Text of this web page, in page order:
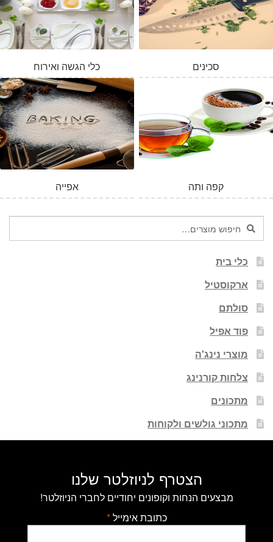
המלאי אזל
כלי הגשה ואירוח סכינים
אפייה קפה ותה
חיפוש
עבור:
חיפוש
כלי בית
ארקוסטיל
סולתם
פוד אפיל
מוצרי נינג'ה
צלחות קורנינג
מתכונים
מתכוני גולשים ולקוחות
הצטרף לניוזלטר שלנו
מבצעים הנחות וקופונים יחודיים לחברי הניוזלטר!
כתובת אימייל*